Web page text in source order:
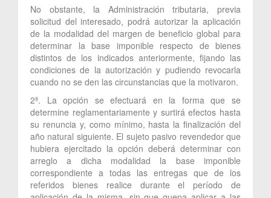
No obstante, la Administración tributaria, previa
solicitud del interesado, podrá autorizar la aplicación
de la modalidad del margen de beneficio global para
determinar la base imponible respecto de bienes
distintos de los indicados anteriormente, fijando las
condiciones de la autorización y pudiendo revocarla
cuando no se den las circunstancias que la motivaron.
2ª. La opción se efectuará en la forma que se
determine reglamentariamente y surtirá efectos hasta
su renuncia y, como mínimo, hasta la finalización del
año natural siguiente. El sujeto pasivo revendedor que
hubiera ejercitado la opción deberá determinar con
arreglo a dicha modalidad la base imponible
correspondiente a todas las entregas que de los
referidos bienes realice durante el período de